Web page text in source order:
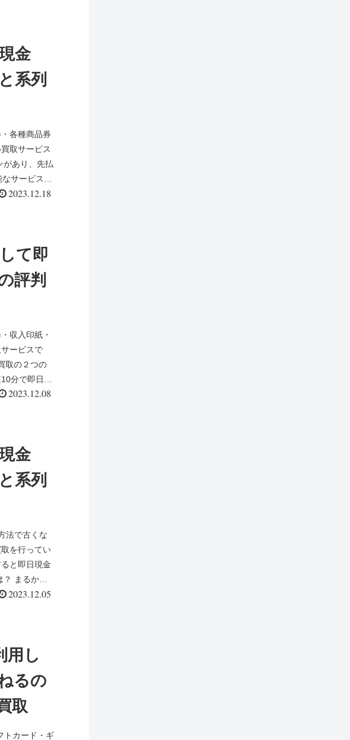
金
系列
各種商品券
取サービス
があり、先払
サービスで
2023.12.18
て即
評判
収入印紙・
ービスで
取の２つの
分で即日現
2023.12.08
金
系列
法で古くな
を行ってい
と即日現金
まるかい
2023.12.05
用し
るの
取
トカード・ギ